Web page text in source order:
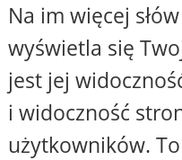
Na im więcej
wyświetla się
jest jej
i widoczność
użytkowników.